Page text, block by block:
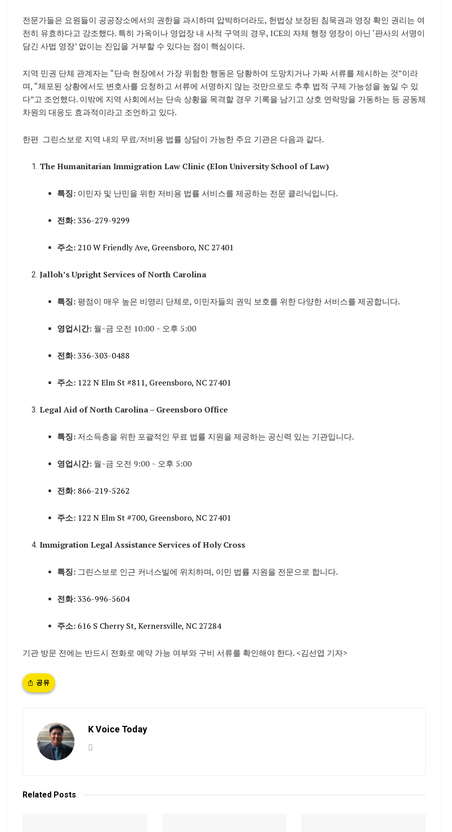
전문가들은 요원들이 공공장소에서의 권한을 과시하며 압박하더라도, 헌법상 보장된 침묵권과 영장 확인 권리는 여
전히 유효하다고 강조했다. 특히 가옥이나 영업장 내 사적 구역의 경우, ICE의 자체 행정 영장이 아닌 ‘판사의 서명이
담긴 사법 영장’ 없이는 진입을 거부할 수 있다는 점이 핵심이다.
지역 민권 단체 관계자는 “단속 현장에서 가장 위험한 행동은 당황하여 도망치거나 가짜 서류를 제시하는 것”이라
며, “체포된 상황에서도 변호사를 요청하고 서류에 서명하지 않는 것만으로도 추후 법적 구제 가능성을 높일 수 있
다”고 조언했다. 이밖에 지역 사회에서는 단속 상황을 목격할 경우 기록을 남기고 상호 연락망을 가동하는 등 공동체
차원의 대응도 효과적이라고 조언하고 있다.
한편 그린스보로 지역 내의 무료/저비용 법률 상담이 가능한 주요 기관은 다음과 같다.
The Humanitarian Immigration Law Clinic (Elon University School of Law)
특징:이민자 및 난민을 위한 저비용 법률 서비스를 제공하는 전문 클리닉입니다.
전화: 336-279-9299
주소: 210 W Friendly Ave, Greensboro, NC 27401
Jalloh’s Upright Services of North Carolina
특징:평점이 매우 높은 비영리 단체로, 이민자들의 권익 보호를 위한 다양한 서비스를 제공합니다.
영업시간:월~금 오전 10:00 ~ 오후 5:00
전화: 336-303-0488
주소: 122 N Elm St #811, Greensboro, NC 27401
Legal Aid of North Carolina – Greensboro Office
특징:저소득층을 위한 포괄적인 무료 법률 지원을 제공하는 공신력 있는 기관입니다.
영업시간:월~금 오전 9:00 ~ 오후 5:00
전화: 866-219-5262
주소: 122 N Elm St #700, Greensboro, NC 27401
Immigration Legal Assistance Services of Holy Cross
특징:그린스보로 인근 커너스빌에 위치하며, 이민 법률 지원을 전문으로 합니다.
전화: 336-996-5604
주소: 616 S Cherry St, Kernersville, NC 27284
기관 방문 전에는 반드시 전화로 예약 가능 여부와 구비 서류를 확인해야 한다. <김선엽 기자>
공유
K Voice Today
Related Posts